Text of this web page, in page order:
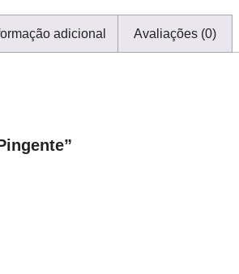
adicional Avaliações (0)